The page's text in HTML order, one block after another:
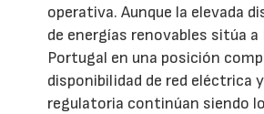
operativa. Aunque la elevada
de energías renovables sitúa a
Portugal en una posición
disponibilidad de red eléctrica
regulatoria continúan siendo